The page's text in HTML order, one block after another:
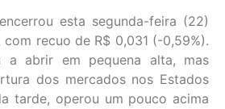
esta segunda-feira (22)
com recuo de R$ 0,031 (-0,59%).
a abrir em pequena alta, mas
dos mercados nos Estados
tarde, operou um pouco acima